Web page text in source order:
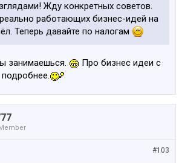
Жду конкретных советов.
работающих бизнес-идей на
Теперь давайте по налогам
занимаешься.
Про бизнес идеи с
#103